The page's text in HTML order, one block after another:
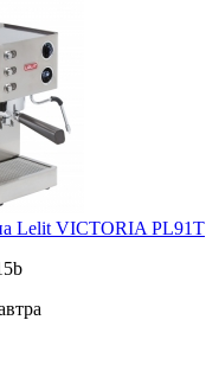
Lelit VICTORIA PL91T